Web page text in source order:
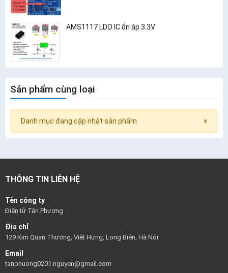
AMS1117 LDO IC ổn áp 3.3V
Sản phẩm cùng loại
×
Danh mục đang cập nhật sản phẩm
THÔNG TIN LIÊN HỆ
Tên công ty
Điện tử Tân Phương
Địa chỉ
129 Kim Quan Thượng, Việt Hưng, Long Biên, Hà Nội
Email
tanphuong0201.nguyen@gmail.com